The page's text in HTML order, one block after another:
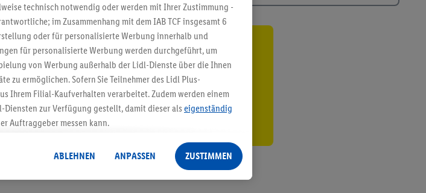
€ Versand sparen³²ᵃ
Jetzt zum Newsletter anmelden
Gutschein sichern!
technisch notwendig oder werden mit Ihrer Zustimmung -
im Zusammenhang mit dem IAB TCF insgesamt 6
oder für personalisierte Werbung innerhalb und
für personalisierte Werbung werden durchgeführt, um
von Werbung außerhalb der Lidl-Dienste über die Ihnen
zu ermöglichen. Sofern Sie Teilnehmer des Lidl Plus-
Ihrem Filial-Kaufverhalten verarbeitet. Zudem werden einem
zur Verfügung gestellt, damit dieser als eigenständig
Auftraggeber messen kann.
von Daten (z.B. über Ihre Nutzung der Lidl-Dienste, Ihr
Kundenkonto - z.B. Alter oder Geschlecht - sowie Ihre
und Lidl-Dienste hinweg einschließlich dem Speichern von
ABLEHNEN ANPASSEN ZUSTIMMEN